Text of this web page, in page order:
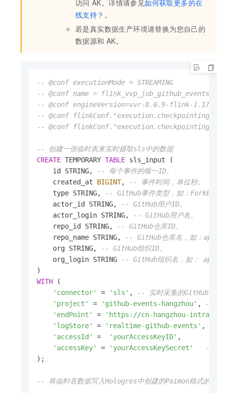
访问 AK。详情请参见如何获取更多的在
线支持？ 。
若是真实数据生产环境请替换为您自己的
数据源和 AK。
-- @conf executionMode = STREAMING
-- @conf name = flink_vvp_job_github_events
-- @conf engineVersion=vvr-8.0.9-flink-1.17
-- @conf
-- @conf flinkConf."execution.checkpointing.min-
-- 创建一张临时表来实时摄取sls中的数据
CREATE TEMPORARY TABLE sls_input (
    id STRING,
-- 每个事件的唯一ID。
    created_at
BIGINT,
-- 事件时间，单位秒。
    type STRING,
-- GitHub事件类型，如：
    actor_id STRING,
-- GitHub用户ID。
    actor_login STRING,
-- GitHub用户名。
    repo_id STRING,
-- GitHub仓库ID。
    repo_name STRING,
-- GitHub仓库名，如：
    org STRING,
-- GitHub组织ID。
    org_login STRING
-- GitHub组织名，如：
WITH (
'connector'
= 'sls' ,
-- 实时采集的GitHub事件
'project'
= 'github-events-hangzhou' ,
-- 存
'endPoint'
=
'https://cn-hangzhou-
'logStore'
= 'realtime-github-events'
'accessId'
= 'yourAccessKeyID' ,
'accessKey'
= 'yourAccessKeySecret'
-- 访
);
-- 将临时表数据写入Hologres中创建的Paimon格式的